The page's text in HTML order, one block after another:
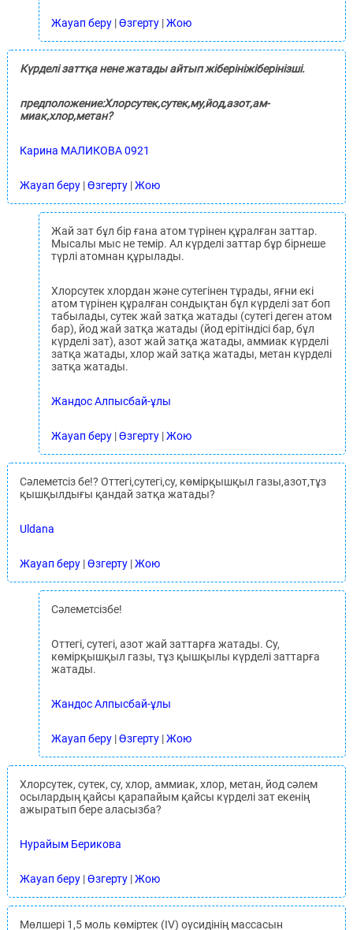
Жауап беру|Өзгерту|Жою
Күрделі заттқа нене жатады айтып жіберініжіберінізші.
предположение:Хлорсутек,сутек,му,йод,азот,ам-
миак,хлор,метан?
Карина МАЛИКОВА 0921
Жауап беру|Өзгерту|Жою
Жай зат бұл бір ғана атом түрінен құралған заттар.
Мысалы мыс не темір. Ал күрделі заттар бұр бірнеше
түрлі атомнан құрылады.
Хлорсутек хлордан және сутегінен тұрады, яғни екі
атом түрінен құралған сондықтан бұл күрделі зат боп
табылады, сутек жай затқа жатады (сутегі деген атом
бар), йод жай затқа жатады (йод ерітіндісі бар, бұл
күрделі зат), азот жай затқа жатады, аммиак күрделі
затқа жатады, хлор жай затқа жатады, метан күрделі
затқа жатады.
Жандос Алпысбай-ұлы
Жауап беру|Өзгерту|Жою
Сәлеметсіз бе!? Оттегі,сутегі,су, көмірқышқыл газы,азот,тұз
қышқылдығы қандай затқа жатады?
Uldana
Жауап беру|Өзгерту|Жою
Сәлеметсізбе!
Оттегі, сутегі, азот жай заттарға жатады. Су,
көмірқышқыл газы, тұз қышқылы күрделі заттарға
жатады.
Жандос Алпысбай-ұлы
Жауап беру|Өзгерту|Жою
Хлорсутек, сутек, су, хлор, аммиак, хлор, метан, йод сәлем
осылардың қайсы қарапайым қайсы күрделі зат екенің
ажыратып бере аласызба?
Нурайым Берикова
Жауап беру|Өзгерту|Жою
Мөлшері 1,5 моль көміртек (IV) оусидінің массасын